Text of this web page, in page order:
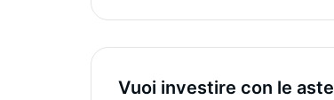
Vuoi investire con le aste